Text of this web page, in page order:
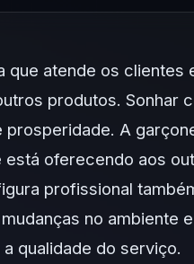
que atende os clientes
produtos. Sonhar
prosperidade. A
oferecendo aos
profissional
no ambiente
qualidade do serviço.